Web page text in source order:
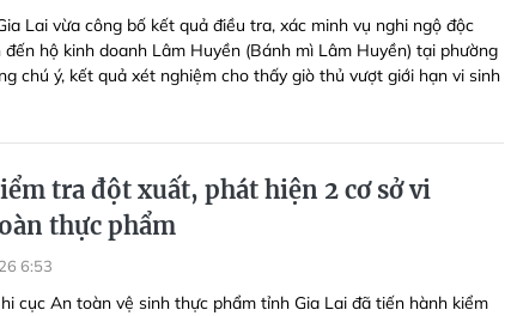
Lai vừa công bố kết quả điều tra, xác minh vụ nghi ngộ độc
hộ kinh doanh Lâm Huyền (Bánh mì Lâm Huyền) tại phường
chú ý, kết quả xét nghiệm cho thấy giò thủ vượt giới hạn vi sinh
tra đột xuất, phát hiện 2 cơ sở vi
thực phẩm
6:53
cục An toàn vệ sinh thực phẩm tỉnh Gia Lai đã tiến hành kiểm